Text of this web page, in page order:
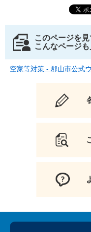
このページを
こんなページ
空家等対策 - 郡山市公式